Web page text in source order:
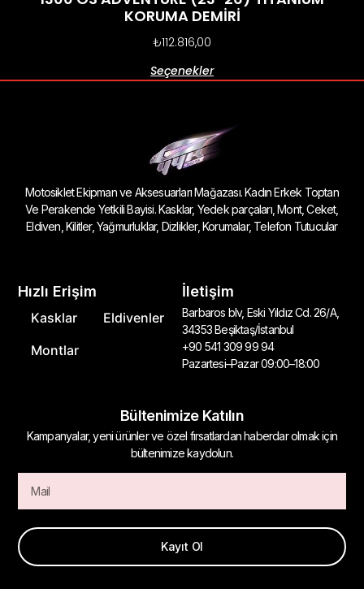
KORUMA DEMİRİ
₺112.816,00
Seçenekler
Motosiklet Ekipman ve Aksesuarları Mağazası. Kadın Erkek Toptan
Ve Perakende Yetkili Bayisi. Kasklar, Yedek parçaları, Mont, Ceket,
Eldiven, Kilitler, Yağmurluklar, Dizlikler, Korumalar, Telefon Tutucular
Hızlı Erişim
Kasklar
Eldivenler
Montlar
İletişim
Barbaros blv, Eski Yıldız Cd. 26/A,
34353 Beşiktaş/İstanbul
+90 541 309 99 94
Pazartesi–Pazar 09:00–18:00
Bültenimize Katılın
Kampanyalar, yeni ürünler ve özel fırsatlardan haberdar olmak için
bültenimize kaydolun.
Kayıt Ol